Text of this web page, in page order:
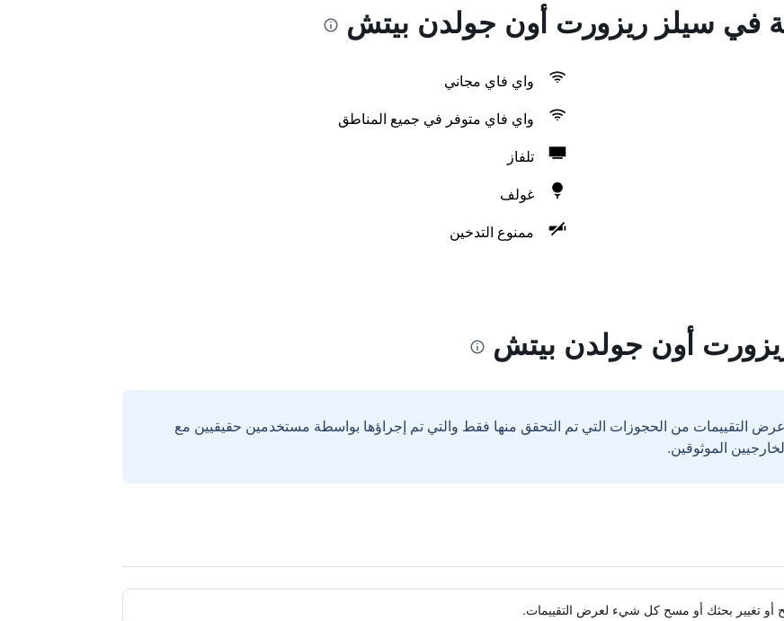
في سيلز ريزورت أون جولدن بيتش
واي فاي مجاني
واي فاي متوفر في جميع المناطق
تلفاز
غولف
ممنوع التدخين
أون جولدن بيتش
التقييمات من الحجوزات التي تم التحقق منها فقط والتي تم إجراؤها بواسطة مستخدمين حقيقيين مع
أو تغيير بحثك أو مسح كل شيء لعرض التقييمات.